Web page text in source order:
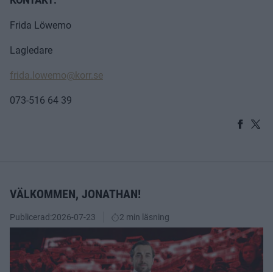
Frida Löwemo
Lagledare
frida.lowemo@korr.se
073-516 64 39
VÄLKOMMEN, JONATHAN!
Publicerad:2026-07-23 2 min läsning